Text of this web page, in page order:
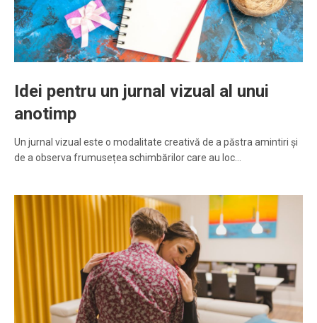
Idei pentru un jurnal vizual al unui
anotimp
Un jurnal vizual este o modalitate creativă de a păstra amintiri și
de a observa frumusețea schimbărilor care au loc…